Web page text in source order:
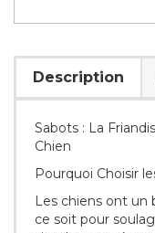
Description
Sabots : La
Chien
Pourquoi Choisir
Les chiens ont un
ce soit pour